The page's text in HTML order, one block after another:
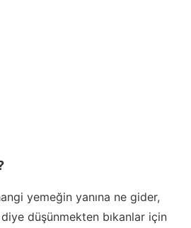
yemeğin yanına ne gider,
düşünmekten bıkanlar için